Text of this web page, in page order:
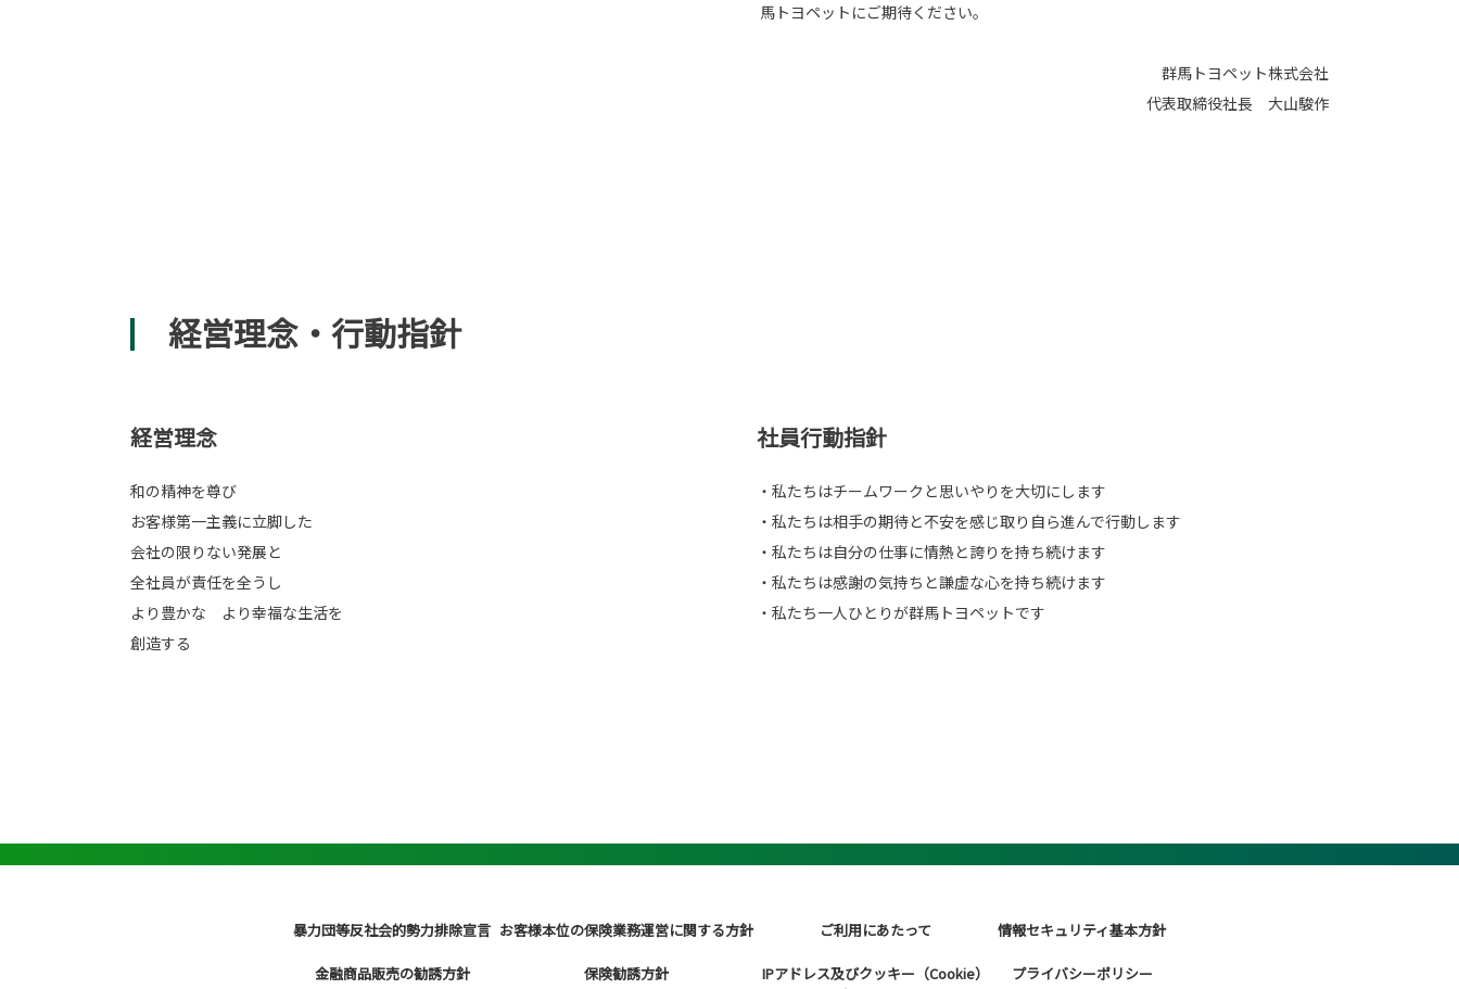
馬トヨペットにご期待ください。
群馬トヨペット株式会社
代表取締役社長 大山駿作
経営理念・行動指針
経営理念
和の精神を尊び
お客様第一主義に立脚した
会社の限りない発展と
全社員が責任を全うし
より豊かな より幸福な生活を
創造する
社員行動指針
・私たちはチームワークと思いやりを大切にします
・私たちは相手の期待と不安を感じ取り自ら進んで行動します
・私たちは自分の仕事に情熱と誇りを持ち続けます
・私たちは感謝の気持ちと謙虚な心を持ち続けます
・私たち一人ひとりが群馬トヨペットです
暴力団等反社会的勢力排除宣言
金融商品販売の勧誘方針
お客様本位の保険業務運営に関する方針
保険勧誘方針
ご利用にあたって
IPアドレス及びクッキー（Cookie）
情報セキュリティ基本方針
プライバシーポリシー